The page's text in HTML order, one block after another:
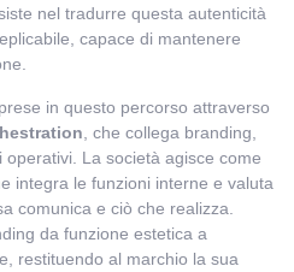
nel tradurre questa autenticità
capace di mantenere
in questo percorso attraverso
, che collega branding,
La società agisce come
integra le funzioni interne e valuta
comunica e ciò che realizza.
da funzione estetica a
restituendo al marchio la sua